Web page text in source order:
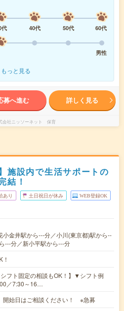
代 40代 50代
60代
男性
もっと見る
募へ進む 詳しく見る
会社ニッソーネット 保育
施設内で生活サポートの
結！
あり 土日祝日が休み WEB登録OK
小金井駅から---分／小川(東京都)駅から--
---分／新小平駅から---分
フト固定の相談もOK！】▼シフト例
／7:30～16…
開始日はご相談ください！ ※急募